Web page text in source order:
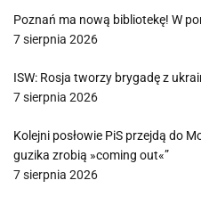
Poznań ma nową bibliotekę! W
7 sierpnia 2026
ISW: Rosja tworzy brygadę z
7 sierpnia 2026
Kolejni posłowie PiS przejdą do
guzika zrobią »coming out«”
7 sierpnia 2026